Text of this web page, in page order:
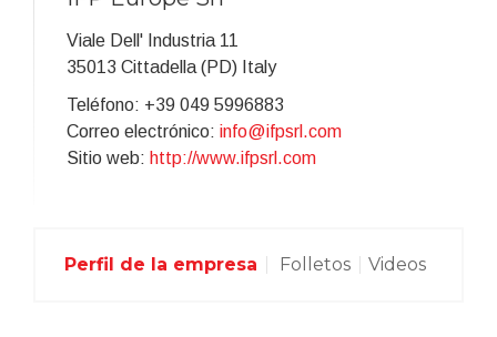
Viale Dell' Industria 11
35013 Cittadella (PD) Italy
Teléfono: +39 049 5996883
Correo electrónico: info@ifpsrl.com
Sitio web: http://www.ifpsrl.com
Perfil de la empresa Folletos Videos